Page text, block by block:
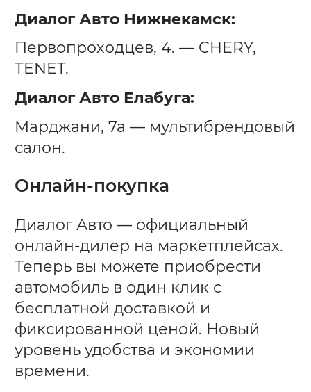
Диалог Авто Нижнекамск:
Первопроходцев, 4. — CHERY,
TENET.
Диалог Авто Елабуга:
Марджани, 7а — мультибрендовый
салон.
Онлайн-покупка
Диалог Авто — официальный
онлайн-дилер на маркетплейсах.
Теперь вы можете приобрести
автомобиль в один клик с
бесплатной доставкой и
фиксированной ценой. Новый
уровень удобства и экономии
времени.